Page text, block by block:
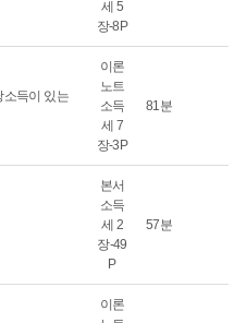
세 5
장-8P
소득이 있는
이론
노트
소득
세 7
장-3P
81분
본서
소득
세 2
장-49
P
57분
이론